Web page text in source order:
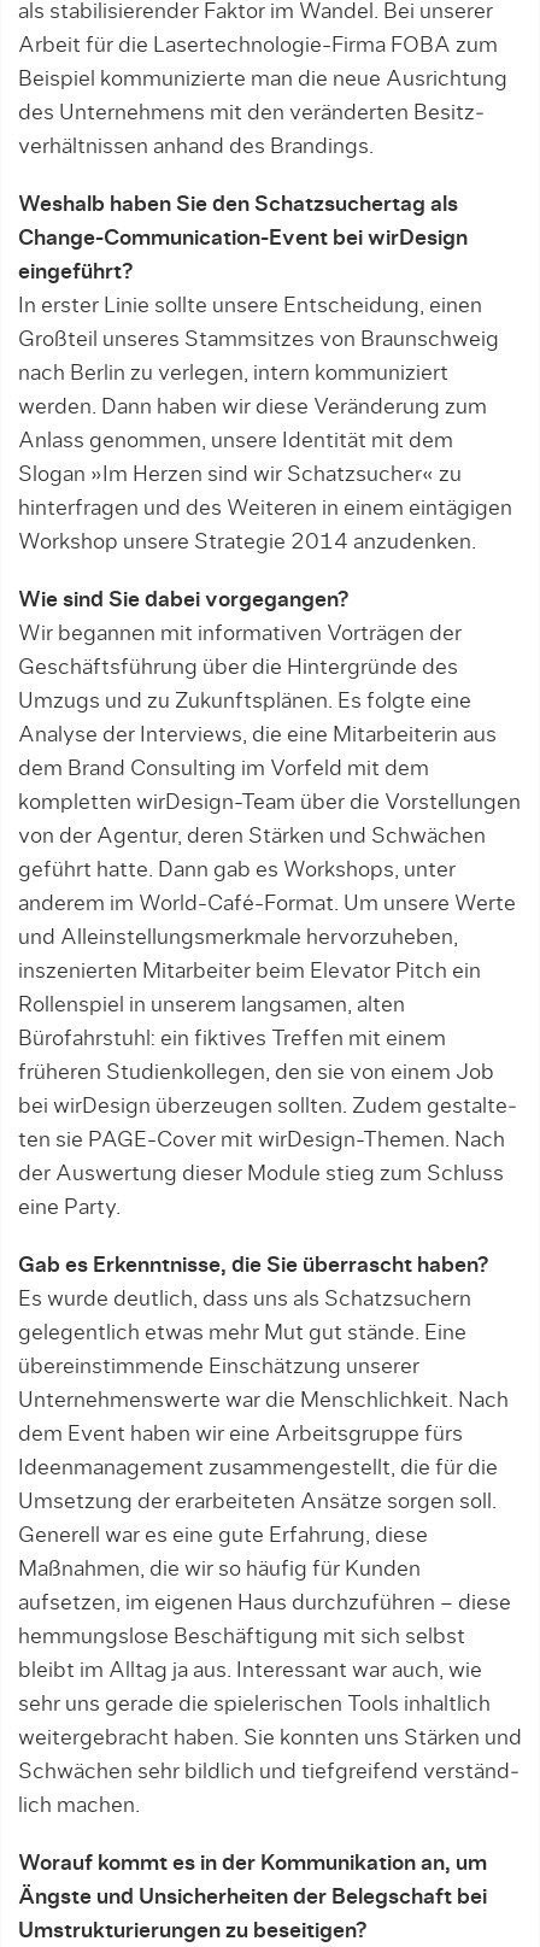
als stabi­lisierender Faktor im Wandel. Bei unse­rer
Arbeit für die La­sertechno­lo­gie-Fir­ma FOBA zum
Beispiel kommunizier­te man die neue Aus­richtung
des Unternehmens mit den ver­änder­ten Be­sitz­
verhältnissen anhand des Brandings.
Weshalb haben Sie den Schatzsuchertag als
Change-Communication-Event bei wirDesign
eingeführt?
In erster Linie sollte unsere Ent­schei­dung, einen
Großteil unseres Stamm­sitzes von Braunschweig
nach Berlin zu verlegen, intern kommuniziert
werden. Dann haben wir diese Veränderung zum
Anlass genommen, unsere Identität mit dem
Slogan »Im Herzen sind wir Schatzsucher« zu
hinterfragen und des Weiteren in einem eintägigen
Work­shop unsere Strategie 2014 anzudenken.
Wie sind Sie dabei vorgegangen?
Wir begannen mit informativen Vorträgen der
Geschäftsführung über die Hintergründe des
Umzugs und zu Zukunftsplänen. Es folgte eine
Analyse der Interviews, die eine Mitarbeiterin aus
dem Brand Consulting im Vorfeld mit dem
kompletten wirDesign-Team über die Vorstellungen
von der Agentur, deren Stärken und Schwächen
geführt hatte. Dann gab es Workshops, unter
anderem im World-Café-Format. Um unsere Werte
und Alleinstellungsmerkmale hervorzuheben,
inszenier­ten Mitarbeiter beim Elevator Pitch ein
Rollenspiel in unserem langsamen, alten
Bürofahrstuhl: ein fiktives Treffen mit einem
früheren Studienkollegen, den sie von einem Job
bei wirDesign über­zeugen sollten. Zudem gestalte­
ten sie PAGE-Cover mit wirDesign-Themen. Nach
der Auswertung dieser Module stieg zum Schluss
eine Party.
Gab es Erkenntnisse, die Sie überrascht haben?
Es wurde deutlich, dass uns als Schatzsuchern
gelegentlich etwas mehr Mut gut stände. Eine
übereinstimmende Ein­schätzung unserer
Unternehmenswerte war die Menschlichkeit. Nach
dem Event haben wir eine Arbeits­grup­pe fürs
Ideenmanagement zusam­mengestellt, die für die
Umsetzung der erarbeiteten Ansätze sorgen soll.
Generell war es eine gute Erfahrung, diese
Maßnahmen, die wir so häufig für Kunden
aufsetzen, im eigenen Haus durchzuführen – diese
hemmungslo­se Beschäftigung mit sich selbst
bleibt im Alltag ja aus. Interessant war auch, wie
sehr uns gerade die spielerischen Tools inhaltlich
weitergebracht haben. Sie konnten uns Stärken und
Schwächen sehr bildlich und tiefgreifend verständ­
lich machen.
Worauf kommt es in der Kommunikation an, um
Ängste und Unsicherheiten der Belegschaft bei
Umstrukturierungen zu beseitigen?